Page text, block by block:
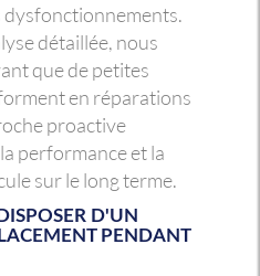
dysfonctionnements.
détaillée, nous
que de petites
en réparations
proactive
performance et la
sur le long terme.
D'UN
PENDANT